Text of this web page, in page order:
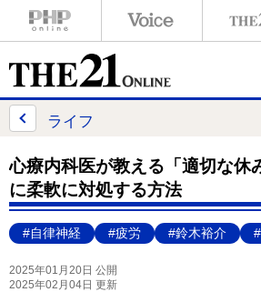
ライフ
心療内科医が教える「適切な
に柔軟に対処する方法
#自律神経 #疲労 #鈴木裕介
2025年01月20日 公開
2025年02月04日 更新